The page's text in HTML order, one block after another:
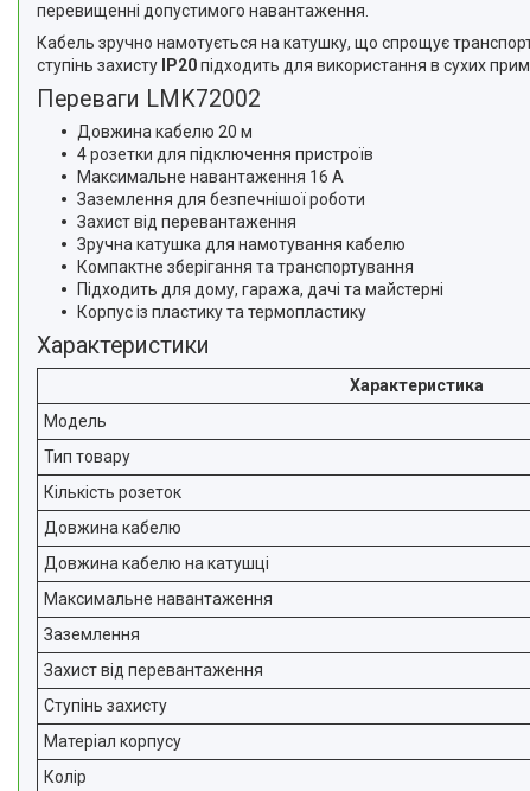
перевищенні допустимого навантаження.
Кабель зручно намотується на катушку, що спрощує
ступінь захисту
IP20підходить для використання в сухих
Переваги LMK72002
Довжина кабелю 20 м
4 розетки для підключення пристроїв
Максимальне навантаження 16 А
Заземлення для безпечнішої роботи
Захист від перевантаження
Зручна катушка для намотування кабелю
Компактне зберігання та транспортування
Підходить для дому, гаража, дачі та майстерні
Корпус із пластику та термопластику
Характеристики
Характеристика
Модель
Тип товару
Кількість розеток
Довжина кабелю
Довжина кабелю на катушці
Максимальне навантаження
Заземлення
Захист від перевантаження
Ступінь захисту
Матеріал корпусу
Колір